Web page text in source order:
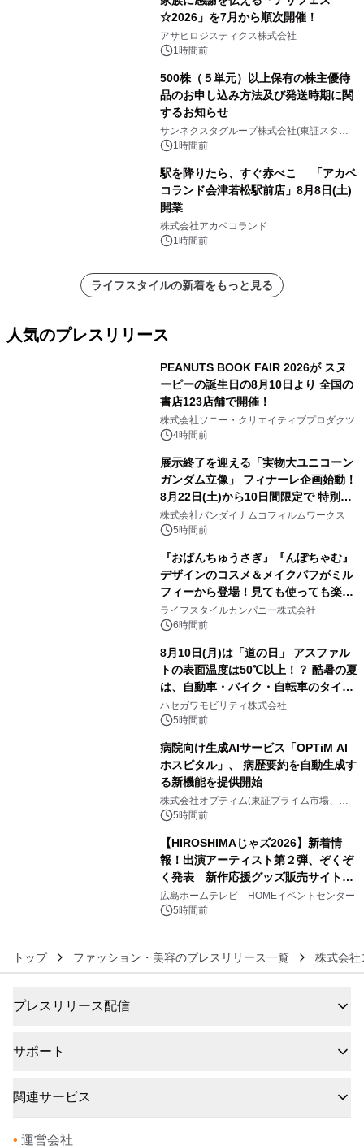
☆2026」を7月から順次開催！
アサヒロジスティクス株式会社
1時間前
500株（５単元）以上保有の株主優待
品のお申し込み方法及び発送時期に関
するお知らせ
サンネクスタグループ株式会社(東証スタン
ダード上場 コード8945）
1時間前
駅を降りたら、すぐ赤べこ 「アカベ
コランド会津若松駅前店」8月8日(土)
開業
株式会社アカベコランド
1時間前
ライフスタイルの新着をもっと見る
人気のプレスリリース
PEANUTS BOOK FAIR 2026が スヌ
ーピーの誕生日の8月10日より 全国の
書店123店舗で開催！
株式会社ソニー・クリエイティブプロダクツ
4時間前
展示終了を迎える「実物大ユニコーン
ガンダム立像」 フィナーレ企画始動！
8月22日(土)から10日間限定で 特別映
像『UNICORN GUNDAM Statue ―
BEYOND POSSIBILITY ―』を上映！
株式会社バンダイナムコフィルムワークス
5時間前
『おぱんちゅうさぎ』『んぽちゃむ』
デザインのコスメ＆メイクパフがミル
フィーから登場！見ても使っても楽し
い、ポップでキュートなコレクショ
ン。
ライフスタイルカンパニー株式会社
6時間前
8月10日(月)は「道の日」 アスファル
トの表面温度は50℃以上！？ 酷暑の夏
は、自動車・バイク・自転車のタイヤ
バーストが増加 簡単にできる予防法
をご紹介
ハセガワモビリティ株式会社
5時間前
病院向け生成AIサービス「OPTiM AI
ホスピタル」、 病歴要約を自動生成す
る新機能を提供開始
株式会社オプティム(東証プライム市場、コ
ード：3694)
5時間前
【HIROSHIMAじゃズ2026】新着情
報！出演アーティスト第２弾、ぞくぞ
く発表 新作応援グッズ販売サイトも
同時オープンします！
広島ホームテレビ HOMEイベントセンター
5時間前
トップ ファッション・美容のプレスリリース一覧 株式会社
プレスリリース配信
サポート
関連サービス
• 運営会社